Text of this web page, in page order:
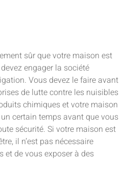
sûr que votre maison est
engager la société
Vous devez le faire avant
de lutte contre les nuisibles
chimiques et votre maison
certain temps avant que vous
sécurité. Si votre maison est
il n’est pas nécessaire
et de vous exposer à des